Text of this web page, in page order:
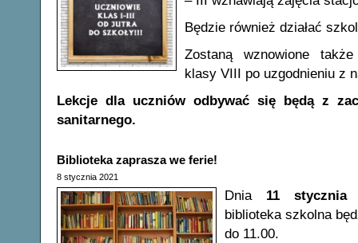
Będzie również działać
Zostaną wznowione
klasy VIII po uzgodnieniu z
Lekcje dla uczniów odbywać się będą z
sanitarnego.
Biblioteka zaprasza we ferie!
8 stycznia 2021
Dnia 11 stycznia
biblioteka szkolna
do 11.00.